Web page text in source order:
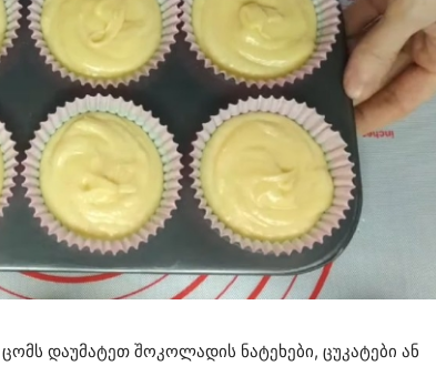
დაუმატეთ შოკოლადის ნატეხები, ცუკატები ან